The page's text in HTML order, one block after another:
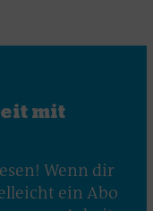
mit
Wenn dir
ein Abo